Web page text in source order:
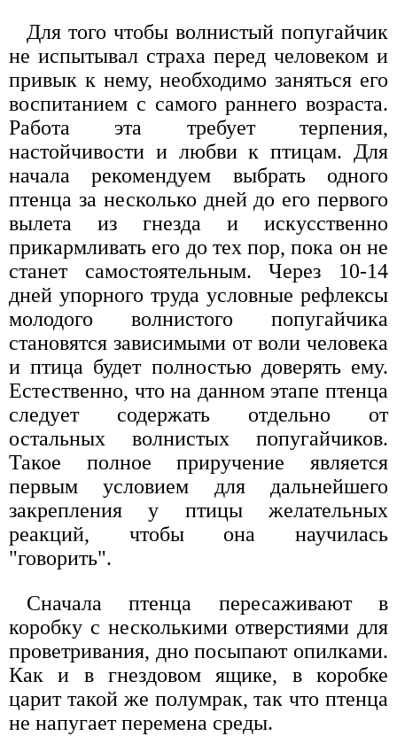
Для того чтобы волнистый попугайчик
не испытывал страха перед человеком и
привык к нему, необходимо заняться его
воспитанием с самого раннего возраста.
Работа эта требует терпения,
настойчивости и любви к птицам. Для
начала рекомендуем выбрать одного
птенца за несколько дней до его первого
вылета из гнезда и искусственно
прикармливать его до тех пор, пока он не
станет самостоятельным. Через 10-14
дней упорного труда условные рефлексы
молодого волнистого попугайчика
становятся зависимыми от воли человека
и птица будет полностью доверять ему.
Естественно, что на данном этапе птенца
следует содержать отдельно от
остальных волнистых попугайчиков.
Такое полное приручение является
первым условием для дальнейшего
закрепления у птицы желательных
реакций, чтобы она научилась
"говорить".
Сначала птенца пересаживают в
коробку с несколькими отверстиями для
проветривания, дно посыпают опилками.
Как и в гнездовом ящике, в коробке
царит такой же полумрак, так что птенца
не напугает перемена среды.